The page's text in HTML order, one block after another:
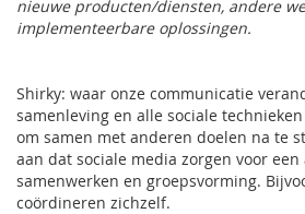
nieuwe producten/diensten, andere
implementeerbare oplossingen.
Shirky: waar onze communicatie
samenleving en alle sociale
om samen met anderen doelen na te
aan dat sociale media zorgen voor
samenwerken en groepsvorming.
coördineren zichzelf.